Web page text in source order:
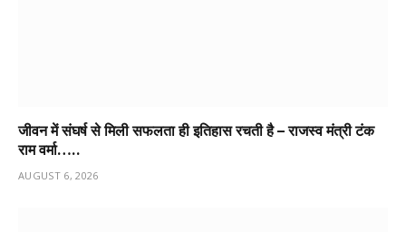
जीवन में संघर्ष से मिली सफलता ही इतिहास रचती है – राजस्व मंत्री टंक
राम वर्मा…..
AUGUST 6, 2026